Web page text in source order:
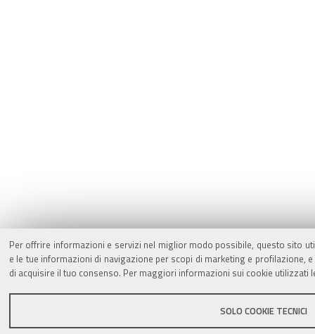
Per offrire informazioni e servizi nel miglior modo possibile, questo sito
e le tue informazioni di navigazione per scopi di marketing e
di acquisire il tuo consenso. Per maggiori informazioni sui cookie utilizzati
SOLO COOKIE TECNICI